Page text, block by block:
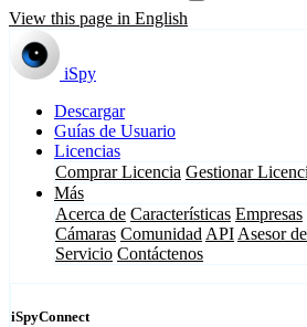
View this page in English
iSpy
Descargar
Guías de Usuario
Licencias
Comprar Licencia Gestionar
Más
Acerca de Características Empresas
Cámaras Comunidad API Asesor
Servicio Contáctenos
iSpyConnect